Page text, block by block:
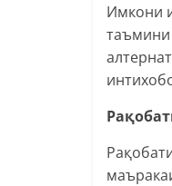
Имкони